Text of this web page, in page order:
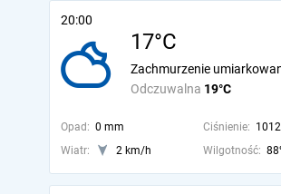
20:00
17°C
Odczuwalna 19°C
Zachmurzenie
Opad: 0 mm Ciśnienie:
Wiatr:
2 km/h Wilgotność: